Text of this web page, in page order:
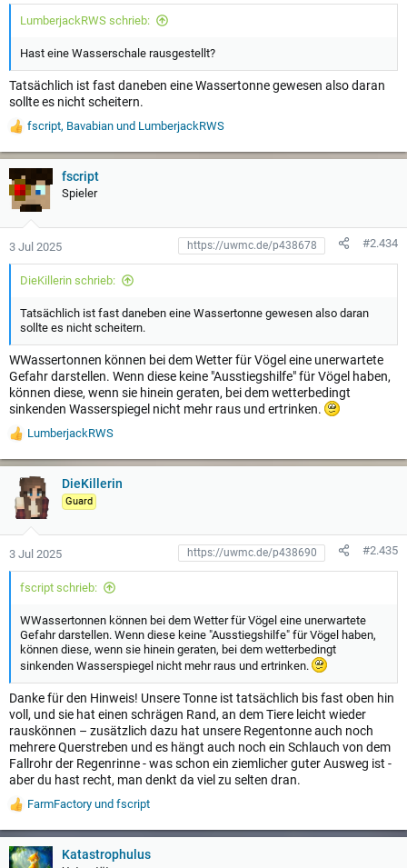
LumberjackRWS schrieb:
Hast eine Wasserschale rausgestellt?
Tatsächlich ist fast daneben eine Wassertonne gewesen also daran
sollte es nicht scheitern.
W
r
n
:
fscript, Bavabian und LumberjackRWS
fscript
Spieler
3 Jul 2025 #2.434
DieKillerin schrieb:
Tatsächlich ist fast daneben eine Wassertonne gewesen also daran
sollte es nicht scheitern.
WWassertonnen können bei dem Wetter für Vögel eine unerwartete
Gefahr darstellen. Wenn diese keine "Ausstiegshilfe" für Vögel haben,
können diese, wenn sie hinein geraten, bei dem wetterbedingt
sinkenden Wasserspiegel nicht mehr raus und ertrinken.
W
r
n
:
LumberjackRWS
DieKillerin
Guard
3 Jul 2025 #2.435
fscript schrieb:
WWassertonnen können bei dem Wetter für Vögel eine unerwartete
Gefahr darstellen. Wenn diese keine "Ausstiegshilfe" für Vögel haben,
können diese, wenn sie hinein geraten, bei dem wetterbedingt
sinkenden Wasserspiegel nicht mehr raus und ertrinken.
Danke für den Hinweis! Unsere Tonne ist tatsächlich bis fast oben hin
voll, und sie hat einen schrägen Rand, an dem Tiere leicht wieder
rauskönnen – zusätzlich dazu hat unsere Regentonne auch noch
mehrere Querstreben und es hängt auch noch ein Schlauch von dem
Fallrohr der Regenrinne - was schon ein ziemlicher guter Ausweg ist -
aber du hast recht, man denkt da viel zu selten dran.
W
r
t
FarmFactory und fscript
Katastrophulus